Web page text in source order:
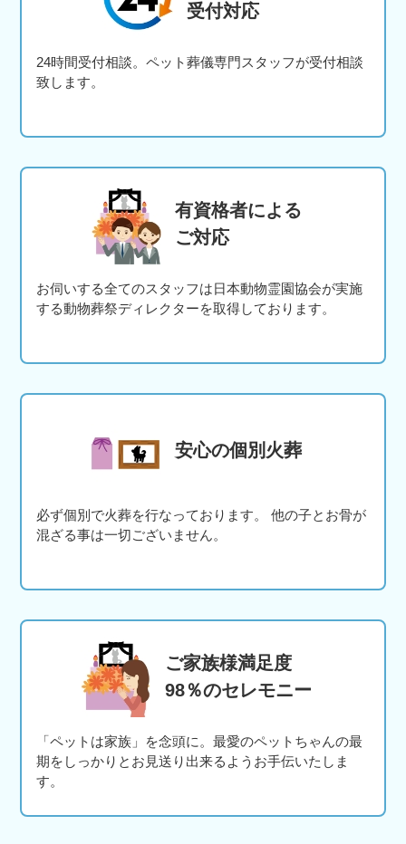
受付対応
24時間受付相談。ペット葬儀専門スタッフが受付相談
致します。
有資格者による
ご対応
お伺いする全てのスタッフは日本動物霊園協会が実施
する動物葬祭ディレクターを取得しております。
安心の個別火葬
必ず個別で火葬を行なっております。 他の子とお骨が
混ざる事は一切ございません。
ご家族様満足度
98％のセレモニー
「ペットは家族」を念頭に。最愛のペットちゃんの最
期をしっかりとお見送り出来るようお手伝いたしま
す。